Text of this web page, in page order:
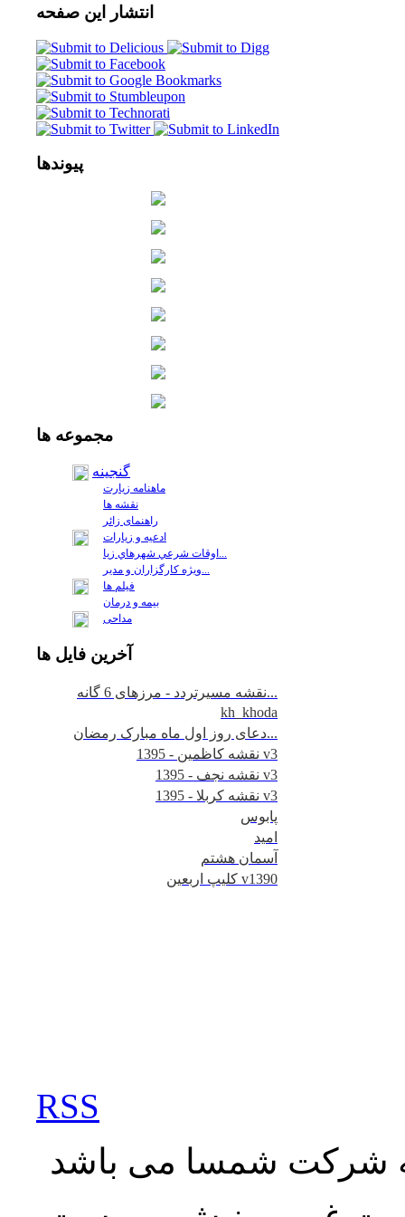
انتشار این صفحه
پیوندها
مجموعه ها
گنجینه
ماهنامه زیارت
نقشه ها
راهنمای زائر
ادعیه و زیارات
فيلم ها
بیمه و درمان
مداحی
آخرين فايل ها
نقشه مسیرتردد - مرزهای 6 گانه...
kh_khoda
دعای روز اول ماه مبارک رمضان...
نقشه کاظمین - 1395 v3
نقشه نجف - 1395 v3
نقشه کربلا - 1395 v3
پابوس
امید
آسمان هشتم
کلیپ اربعین v1390
RSS
شرکت شمسا می باشد